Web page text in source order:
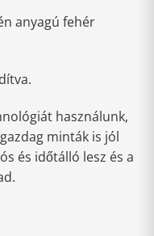
anyagú fehér
használunk,
minták is jól
és időtálló lesz és a